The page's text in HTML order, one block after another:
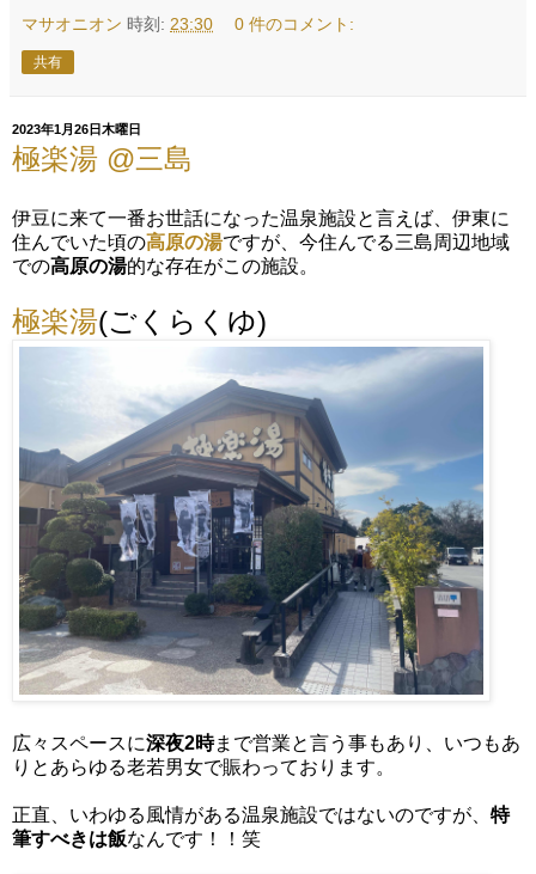
マサオニオン 時刻: 23:30 0 件のコメント:
共有
2023年1月26日木曜日
極楽湯 @三島
伊豆に来て一番お世話になった温泉施設と言えば、伊東に
住んでいた頃の高原の湯ですが、今住んでる三島周辺地域
での高原の湯的な存在がこの施設。
極楽湯(ごくらくゆ)
広々スペースに深夜2時まで営業と言う事もあり、いつもあ
りとあらゆる老若男女で賑わっております。
正直、いわゆる風情がある温泉施設ではないのですが、 特
筆すべきは飯なんです！！笑